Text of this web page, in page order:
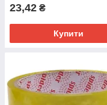
23,42 ₴
Купити